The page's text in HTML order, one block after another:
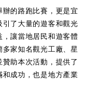
的路跑比賽，更是宜
了大量的遊客和觀光
讓當地居民和遊客體
家知名觀光工廠、星
助本次活動，提供了
成功，也是地方產業